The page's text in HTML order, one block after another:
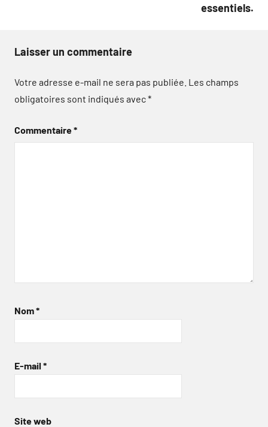
essentiels.
Laisser un commentaire
Votre adresse e-mail ne sera pas publiée. Les champs
obligatoires sont indiqués avec*
Commentaire*
Nom*
E-mail *
Site web